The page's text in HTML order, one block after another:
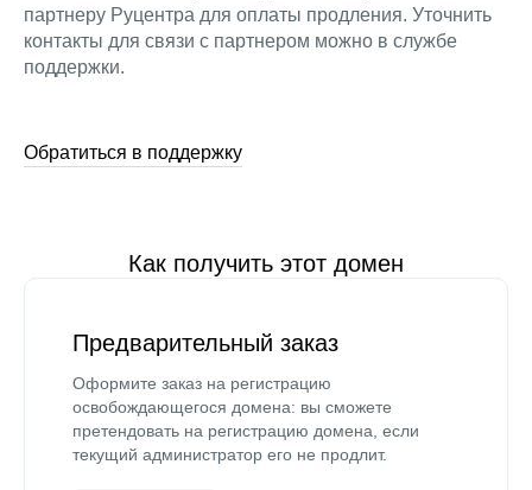
партнеру Руцентра для оплаты продления. Уточнить
контакты для связи с партнером можно в службе
поддержки.
Обратиться в поддержку
Как получить этот домен
Предварительный заказ
Оформите заказ на регистрацию
освобождающегося домена: вы сможете
претендовать на регистрацию домена, если
текущий администратор его не продлит.